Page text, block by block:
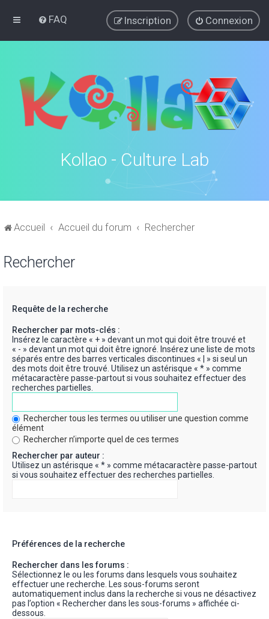
FAQ Connexion
Inscription
Kollao - Culture Lab
Accueil Accueil du forum Rechercher
Rechercher
Requête de la recherche
Rechercher par mots-clés :
Insérez le caractère « + » devant un mot qui doit être trouvé et
« - » devant un mot qui doit être ignoré. Insérez une liste de mots
séparés entre des barres verticales discontinues « | » si seul un
des mots doit être trouvé. Utilisez un astérisque « * » comme
métacaractère passe-partout si vous souhaitez effectuer des
recherches partielles.
Rechercher tous les termes ou utiliser une question comme
élément
Rechercher n’importe quel de ces termes
Rechercher par auteur :
Utilisez un astérisque « * » comme métacaractère passe-partout
si vous souhaitez effectuer des recherches partielles.
Préférences de la recherche
Rechercher dans les forums :
Sélectionnez le ou les forums dans lesquels vous souhaitez
effectuer une recherche. Les sous-forums seront
automatiquement inclus dans la recherche si vous ne désactivez
pas l’option « Rechercher dans les sous-forums » affichée ci-
dessous.